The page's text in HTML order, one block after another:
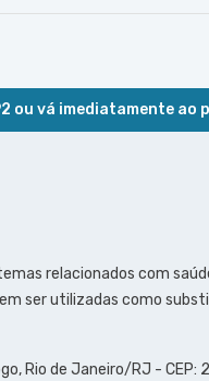
ou vá imediatamente
relacionados com
ser utilizadas como
Rio de Janeiro/RJ - CEP: